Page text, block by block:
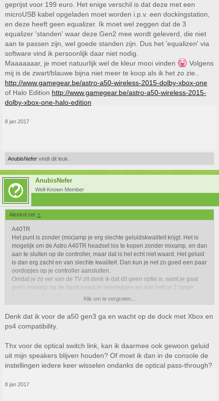
geprijst voor 199 euro. Het enige verschil is dat deze met een
microUSB kabel opgeladen moet worden i.p.v. een dockingstation,
en deze heeft geen equalizer. Ik moet wel zeggen dat de 3
equalizer 'standen' waar deze Gen2 mee wordt geleverd, die niet
aan te passen zijn, wel goede standen zijn. Dus het 'equalizen' via
software vind ik persoonlijk daar niet nodig.
Maaaaaaar, je moet natuurlijk wel de kleur mooi vinden
Volgens
mij is de zwart/blauwe bijna niet meer te koop als ik het zo zie..
http://www.gamegear.be/astro-a50-wireless-2015-dolby-xbox-one
of Halo Edition http://www.gamegear.be/astro-a50-wireless-2015-
dolby-xbox-one-halo-edition
8 jan 2017
AnubisNefer vindt dit leuk.
AnubisNefer
Well-Known Member
Alexknl zei: ↑
A40TR
Het punt is zonder (mix)amp je erg slechte geluidskwaliteit krijgt. Het is
mogelijk om de Astro A40TR headset los te kopen zonder mixamp, en dan
aan te sluiten op de controller, maar dat is het echt niet waard. Het geluid
is dan erg zacht en van slechte kwaliteit. Dan kun je net zo goed een paar
oordopjes op je controller aansluiten.
Omdat je zo ver van de TV zit denk ik dat dit geen optie is, want je gaat
geen mixamp op de bank naast je neerleggen en dan heb je 2 lange
kabels van 5 meter naar de PS4 lopen..
A50 Gen3 (PS4 versie, i.v.m. voorkeur voicechat)
Dit is een mooie optie inderdaad om die afstand te overbruggen en vanaf
het dockingstation geen kabels meer hoeven te gebruiken.
Dat betekent dat je je PS4 met een optische kabel kunt aansluiten via de
A50 naar de versterker. Dan kun je altijd makkelijk de headset of de
versterker/speakers gebruiken met je PS4, zonder iets om te hoeven
pluggen of switchen.
namelijk
Klik om te vergroten...
Denk dat ik voor de a50 gen3 ga en wacht op de dock met Xbox en
ps4 compatibility.
Thx voor de optical switch link, kan ik daarmee ook gewoon geluid
uit mijn speakers blijven houden? Of moet ik dan in de console de
instellingen iedere keer wisselen ondanks de optical pass-through?
8 jan 2017